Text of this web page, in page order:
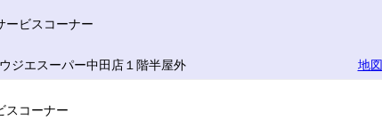
ービスコーナー
ジエスーパー中田店１階半屋外
地図
スコーナー